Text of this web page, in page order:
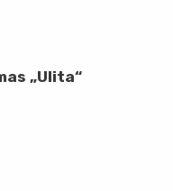
„Ulita“